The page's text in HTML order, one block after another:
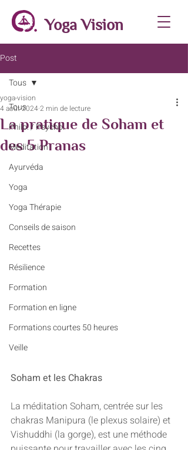
Yoga Vision
Post
Tous
Philo. / Psycho.
Méditation
Ayurvéda
Yoga
Yoga Thérapie
Conseils de saison
Recettes
Résilience
Formation
Formation en ligne
Formations courtes 50 heures
Veille
Tous
La pratique de Soham et
des 5 Pranas
yoga-vision
4 août 20242 min de lecture
Soham et les Chakras
La méditation Soham, centrée sur les
chakras Manipura (le plexus solaire) et
Vishuddhi (la gorge), est une méthode